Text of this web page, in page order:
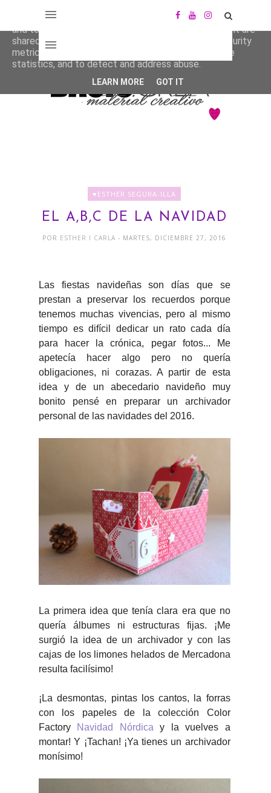
♥ESTHER SEGURA-ILLA
EL A,B,C DE LA NAVIDAD
POR ESTHER I CARLA- MARTES, DICIEMBRE 27, 2016
Las fiestas navideñas son días que se
prestan a preservar los recuerdos porque
tenemos muchas vivencias, pero al mismo
tiempo es difícil dedicar un rato cada día
para hacer la crónica, pegar fotos... Me
apetecía hacer algo pero no quería
obligaciones, ni corazas. A partir de esta
idea y de un abecedario navideño muy
bonito pensé en preparar un archivador
personal de las navidades del 2016.
La primera idea que tenía clara era que no
quería álbumes ni estructuras fijas. ¡Me
surgió la idea de un archivador y con las
cajas de los limones helados de Mercadona
resulta facilísimo!
¡La desmontas, pintas los cantos, la forras
con los papeles de la colección Color
Factory Navidad Nórdica y la vuelves a
montar! Y ¡Tachan! ¡Ya tienes un archivador
monísimo!
This site uses cookies from Google to deliver its services
and to analyze traffic. Your IP address and user-agent are
shared with Google along with performance and security
metrics to ensure quality of service, generate usage
statistics, and to detect and address abuse.
LEARN MORE GOT IT